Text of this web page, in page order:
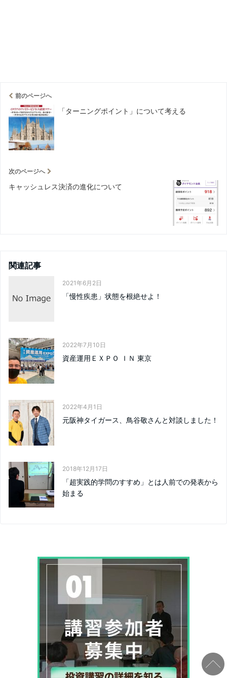
前のページへ
「ターニングポイント」について考える
次のページへ
キャッシュレス決済の進化について
関連記事
2021年6月2日
「慢性疾患」状態を根絶せよ！
2022年7月10日
資産運用ＥＸＰＯ ＩＮ 東京
2022年4月1日
元阪神タイガース、鳥谷敬さんと対談しました！
2018年12月17日
「超実践的学問のすすめ」とは人前での発表から
始まる